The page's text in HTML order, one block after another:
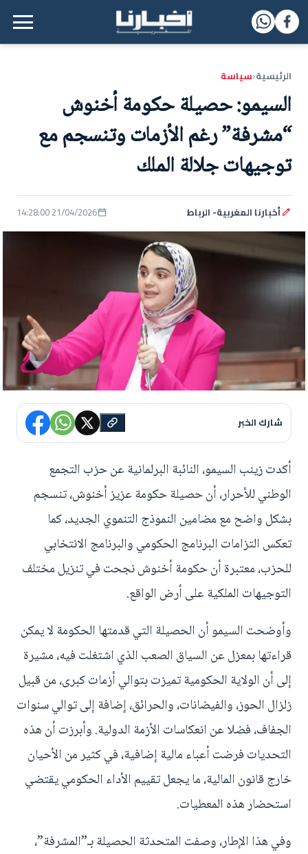
القائمة الرئيسية
الرئيسية‹سياسة
السيمو: حصيلة حكومة أخنوش
“مشرفة” رغم الأزمات وتنسجم مع
توجيهات جلالة الملك
أخبارنا المغربية- الرباط 21/04/2026 14:28:00
شارك الخبر
أكدت زينب السيمو، النائبة البرلمانية عن حزب التجمع
الوطني للأحرار، أن حصيلة حكومة عزيز أخنوش، تنسجم
بشكل واضح مع مضامين النموذج التنموي الجديد، كما
تعكس التزامات البرنامج الحكومي والبرنامج الانتخابي
للحزب، معتبرة أن حكومة أخنوش نجحت في تنزيل مختلف
التوجيهات الملكية على أرض الواقع.
وأوضحت السيمو أن الحصيلة التي قدمتها الحكومة لا يمكن
قراءتها بمعزل عن السياق الصعب الذي اشتغلت فيه، مشيرة
إلى أن الولاية الحكومية تميزت بتوالي أزمات كبرى، من قبيل
زلزال الحوز، والفيضانات، والحرائق، إضافة إلى توالي سنوات
الجفاف، فضلا عن انعكاسات الأزمة الدولية. وأبرزت أن هذه
التحديات فرضت أعباء مالية إضافية، في كثير من الأحيان
خارج قانون المالية، ما يجعل تقييم الأداء الحكومي يقتضي
استحضار هذه المعطيات.
وفي هذا الإطار، وصفت المتحدثة الحصيلة بـ”المشرفة”،